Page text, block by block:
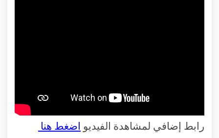
رابط إضافي لمشاهدة الفيديو اضغط هنا